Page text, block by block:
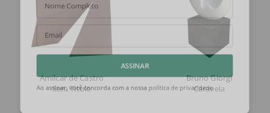
Amilcar de Castro
Sem Titulo
Bruno Giorgi
Caravela
Nome Completo
Email
ASSINAR